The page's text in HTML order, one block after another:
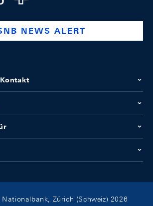
company/swiss-national-
www.youtube.com/@swissnationalbank
NEWS ALERT
Zürich (Schweiz) 2026